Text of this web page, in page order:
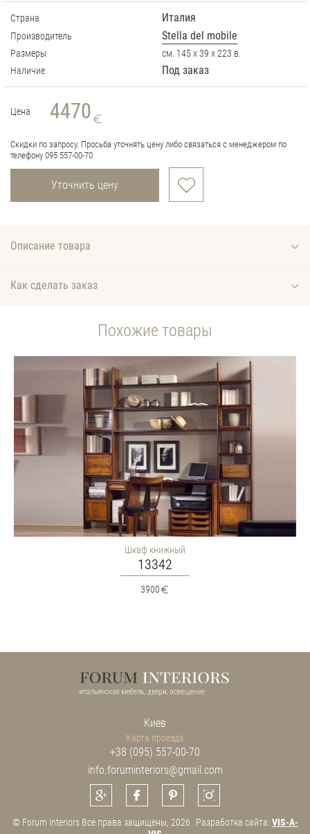
Страна Италия
Производитель Stella del mobile
Размеры
см. 145 х 39 х 223 в.
Наличие
Под заказ
Цена 4470
Скидки по запросу. Просьба уточнять цену либо связаться с менеджером по
телефону 095 557-00-70
Уточнить цену
Описание товара
Как сделать заказ
Похожие товары
Шкаф книжный
13342
3900
Киев
Карта проезда
+38 (095) 557-00-70
info.foruminteriors@gmail.com
© Forum Interiors Все права защищены, 2026 Разработка сайта: VIS-A-